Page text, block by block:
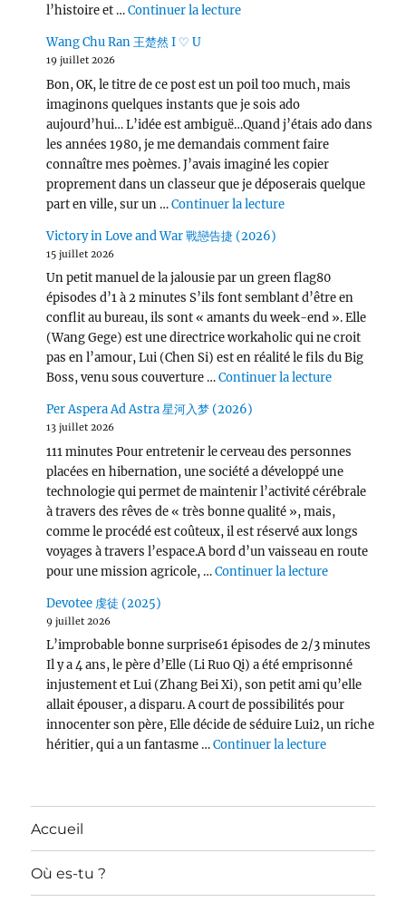
l’histoire et …Continuer la lecturede « Love, Lies, and Spies
Wang Chu Ran 王楚然 I ♡ U
19 juillet 2026
Bon, OK, le titre de ce post est un poil too much, mais
imaginons quelques instants que je sois ado
aujourd’hui… L’idée est ambiguë…Quand j’étais ado dans
les années 1980, je me demandais comment faire
connaître mes poèmes. J’avais imaginé les copier
proprement dans un classeur que je déposerais quelque
part en ville, sur un …Continuer la lecturede « Wang Chu Ran
Victory in Love and War 戰戀告捷 (2026)
15 juillet 2026
Un petit manuel de la jalousie par un green flag80
épisodes d’1 à 2 minutes S’ils font semblant d’être en
conflit au bureau, ils sont « amants du week-end ». Elle
(Wang Gege) est une directrice workaholic qui ne croit
pas en l’amour, Lui (Chen Si) est en réalité le fils du Big
Boss, venu sous couverture …Continuer la lecturede « Victory
Per Aspera Ad Astra 星河入梦 (2026)
13 juillet 2026
111 minutes Pour entretenir le cerveau des personnes
placées en hibernation, une société a développé une
technologie qui permet de maintenir l’activité cérébrale
à travers des rêves de « très bonne qualité », mais,
comme le procédé est coûteux, il est réservé aux longs
voyages à travers l’espace.A bord d’un vaisseau en route
pour une mission agricole, …Continuer la lecturede « Per
Devotee 虔徒 (2025)
9 juillet 2026
L’improbable bonne surprise61 épisodes de 2/3 minutes
Il y a 4 ans, le père d’Elle (Li Ruo Qi) a été emprisonné
injustement et Lui (Zhang Bei Xi), son petit ami qu’elle
allait épouser, a disparu. A court de possibilités pour
innocenter son père, Elle décide de séduire Lui2, un riche
héritier, qui a un fantasme …Continuer la lecturede « Devotee
Accueil
Où es-tu ?